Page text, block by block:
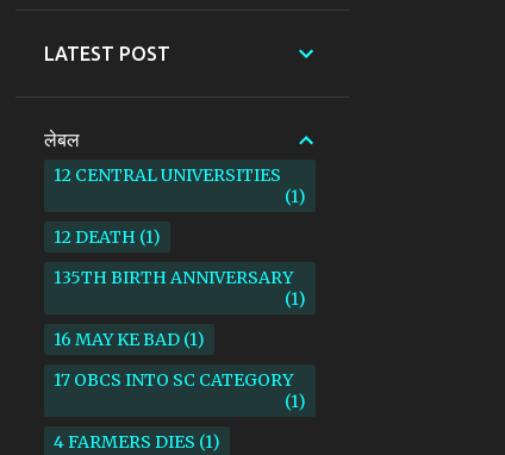
LATEST POST
लेबल
12 CENTRAL UNIVERSITIES
1
12 DEATH 1
135TH BIRTH ANNIVERSARY
1
16 MAY KE BAD 1
17 OBCS INTO SC CATEGORY
1
4 FARMERS DIES 1